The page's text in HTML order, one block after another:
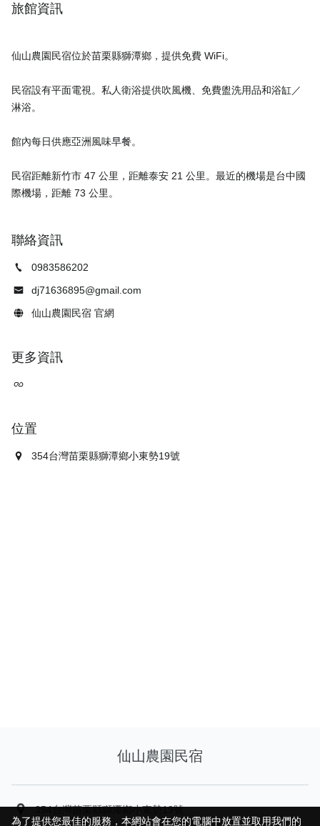
旅館資訊
仙山農園民宿位於苗栗縣獅潭鄉，提供免費 WiFi。
民宿設有平面電視。私人衛浴提供吹風機、免費盥洗用品和浴缸／
淋浴。
館內每日供應亞洲風味早餐。
民宿距離新竹市 47 公里，距離泰安 21 公里。最近的機場是台中國
聯絡資訊
0983586202
dj71636895@gmail.com
仙山農園民宿 官網
更多資訊
位置
354台灣苗栗縣獅潭鄉小東勢19號
仙山農園民宿
354台灣苗栗縣獅潭鄉小東勢19號
為了提供您最佳的服務，本網站會在您的電腦中放置並取用我們的
為了提供您最佳的服務，本網站會在您的電腦中放置並取用我們的